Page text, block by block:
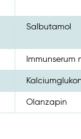
Salbutamol
Olanzapin